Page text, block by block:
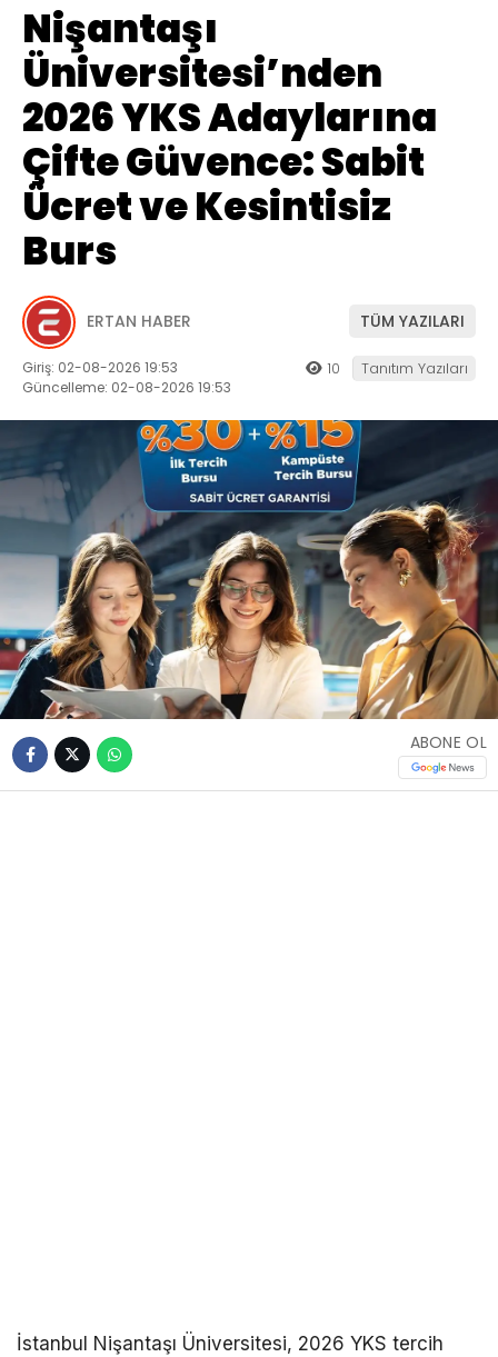
Nişantaşı
Üniversitesi’nden
2026 YKS Adaylarına
Çifte Güvence: Sabit
Ücret ve Kesintisiz
Burs
ERTAN HABER TÜM YAZILARI
Giriş: 02-08-2026 19:53
Güncelleme: 02-08-2026 19:53
10 Tanıtım Yazıları
ABONE OL
İstanbul Nişantaşı Üniversitesi, 2026 YKS tercih